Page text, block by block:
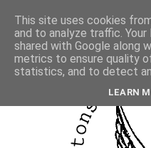
This site uses cookies
and to analyze traffic.
shared with Google along
metrics to ensure quality
statistics, and to detect
LEARN